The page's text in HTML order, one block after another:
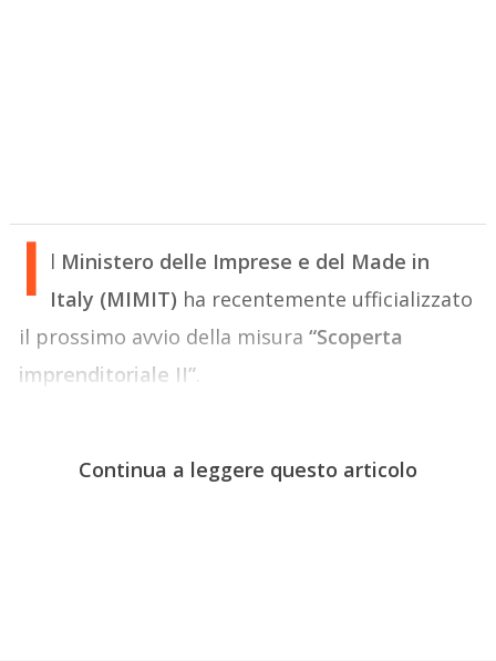
I l Ministero delle Imprese e del Made in
Italy (MIMIT) ha recentemente ufficializzato
il prossimo avvio della misura“Scoperta
imprenditoriale II”.
Continua a leggere questo articolo